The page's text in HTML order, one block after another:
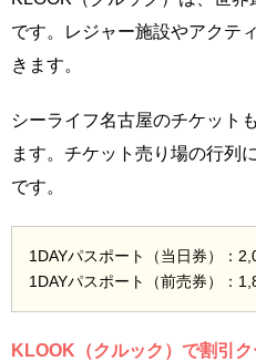
です。レジャー施設やアクテ
きます。
シーライフ名古屋のチケット
ます。チケット売り場の行列
です。
1DAYパスポート（当日券）：
1DAYパスポート（前売券）：
KLOOK（クルック）で割引